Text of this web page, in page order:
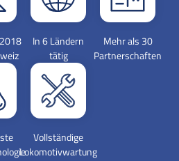
In 6 Ländern
tätig
Mehr als 30
Partnerschaften
Vollständige
Lokomotivwartung